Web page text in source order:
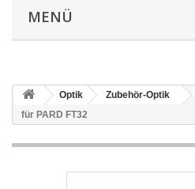
MENÜ
Optik Zubehör-Optik
für PARD FT32